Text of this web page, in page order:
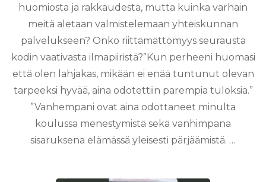
huomiosta ja rakkaudesta, mutta kuinka varhain
meitä aletaan valmistelemaan yhteiskunnan
palvelukseen? Onko riittämättömyys seurausta
kodin vaativasta ilmapiiristä?”Kun perheeni huomasi
että olen lahjakas, mikään ei enää tuntunut olevan
tarpeeksi hyvää, aina odotettiin parempia tuloksia.”
”Vanhempani ovat aina odottaneet minulta
koulussa menestymistä sekä vanhimpana
sisaruksena elämässä yleisesti pärjäämistä. …